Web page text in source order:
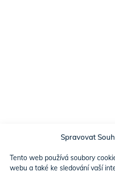
Spravovat
Tento web používá soubory
webu a také ke sledování vaší